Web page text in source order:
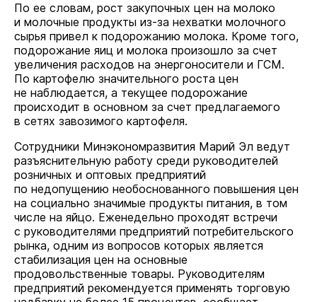
По ее словам, рост закупочных цен на молоко
и молочные продукты из-за нехватки молочного
сырья привел к подорожанию молока. Кроме того,
подорожание яиц и молока произошло за счет
увеличения расходов на энергоносители и ГСМ.
По картофелю значительного роста цен
не наблюдается, а текущее подорожание
происходит в основном за счет предлагаемого
в сетях завозимого картофеля.
Сотрудники Минэкономразвития Марий Эл ведут
разъяснительную работу среди руководителей
розничных и оптовых предприятий
по недопущению необоснованного повышения цен
на социально значимые продукты питания, в том
числе на яйцо. Еженедельно проходят встречи
с руководителями предприятий потребительского
рынка, одним из вопросов которых является
стабилизация цен на основные
продовольственные товары. Руководителям
предприятий рекомендуется применять торговую